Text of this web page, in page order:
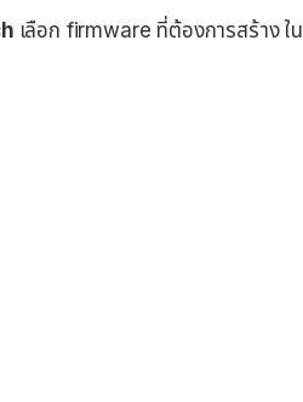
เลือก firmware ที่ต้องการสร้าง ใน